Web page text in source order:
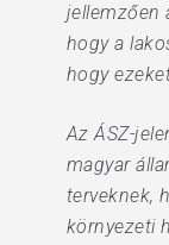
jellemzően
hogy a
hogy
Az ÁSZ-
magyar
terveknek,
környezeti